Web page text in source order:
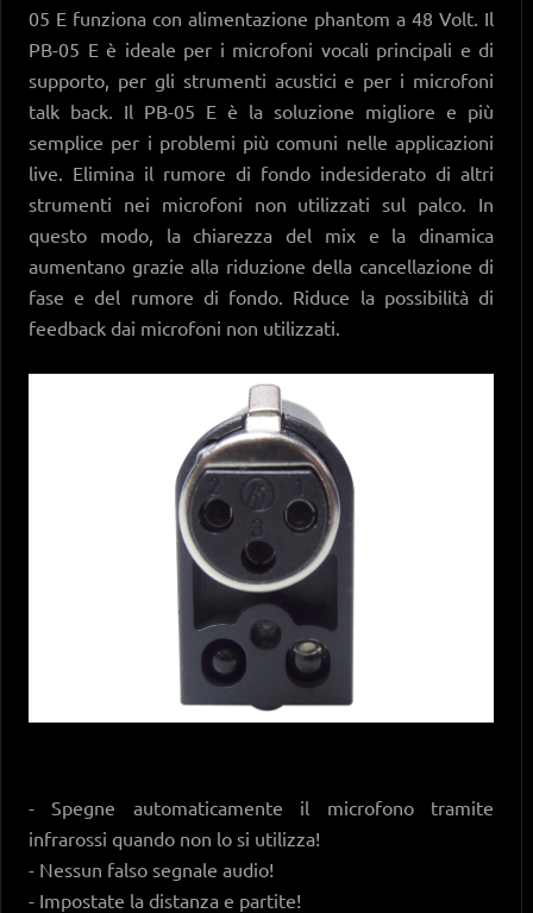
05 E funziona con alimentazione phantom a 48 Volt. Il
PB-05 E è ideale per i microfoni vocali principali e di
supporto, per gli strumenti acustici e per i microfoni
talk back. Il PB-05 E è la soluzione migliore e più
semplice per i problemi più comuni nelle applicazioni
live. Elimina il rumore di fondo indesiderato di altri
strumenti nei microfoni non utilizzati sul palco. In
questo modo, la chiarezza del mix e la dinamica
aumentano grazie alla riduzione della cancellazione di
fase e del rumore di fondo. Riduce la possibilità di
feedback dai microfoni non utilizzati.
- Spegne automaticamente il microfono tramite
infrarossi quando non lo si utilizza!
- Nessun falso segnale audio!
- Impostate la distanza e partite!